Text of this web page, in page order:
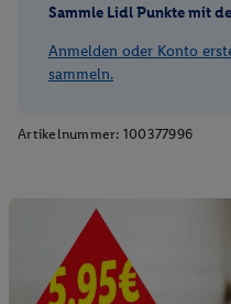
Sammle Lidl Punkte mit
Anmelden oder Konto
sammeln.
Artikelnummer: 100377996